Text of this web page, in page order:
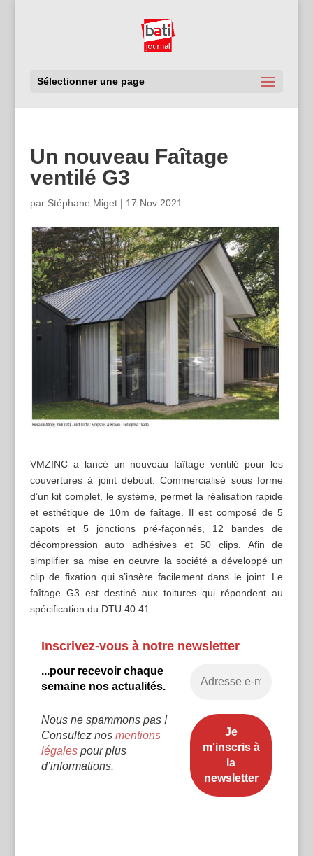
Sélectionner une page
Un nouveau Faîtage
ventilé G3
par Stéphane Miget| 17 Nov 2021
VMZINC a lancé un nouveau faîtage ventilé pour les
couvertures à joint debout. Commercialisé sous forme
d’un kit complet, le système, permet la réalisation rapide
et esthétique de 10m de faîtage. Il est composé de 5
capots et 5 jonctions pré-façonnés, 12 bandes de
décompression auto adhésives et 50 clips. Afin de
simplifier sa mise en oeuvre la société a développé un
clip de fixation qui s’insère facilement dans le joint. Le
faîtage G3 est destiné aux toitures qui répondent au
spécification du DTU 40.41.
Inscrivez-vous à notre newsletter
...pour recevoir chaque
semaine nos actualités.
Nous ne spammons pas !
Consultez nos mentions
légalespour plus
d’informations.